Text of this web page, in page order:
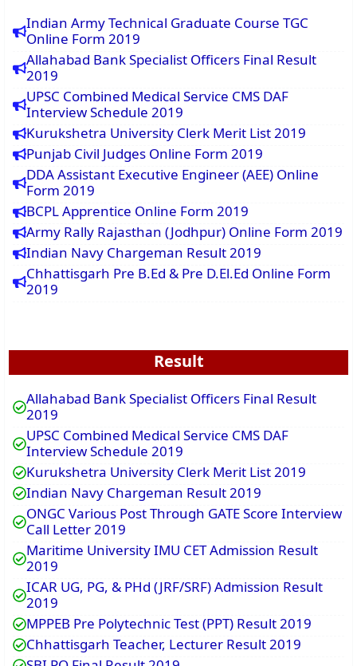
Indian Army Technical Graduate Course TGC
Online Form 2019
Allahabad Bank Specialist Officers Final Result
2019
UPSC Combined Medical Service CMS DAF
Interview Schedule 2019
Kurukshetra University Clerk Merit List 2019
Punjab Civil Judges Online Form 2019
DDA Assistant Executive Engineer (AEE) Online
Form 2019
BCPL Apprentice Online Form 2019
Army Rally Rajasthan (Jodhpur) Online Form 2019
Indian Navy Chargeman Result 2019
Chhattisgarh Pre B.Ed & Pre D.El.Ed Online Form
2019
Result
Allahabad Bank Specialist Officers Final Result
2019
UPSC Combined Medical Service CMS DAF
Interview Schedule 2019
Kurukshetra University Clerk Merit List 2019
Indian Navy Chargeman Result 2019
ONGC Various Post Through GATE Score Interview
Call Letter 2019
Maritime University IMU CET Admission Result
2019
ICAR UG, PG, & PHd (JRF/SRF) Admission Result
2019
MPPEB Pre Polytechnic Test (PPT) Result 2019
Chhattisgarh Teacher, Lecturer Result 2019